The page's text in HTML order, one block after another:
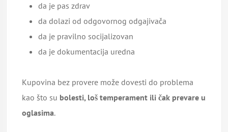
da je pas zdrav
da dolazi od odgovornog odgajivača
da je pravilno socijalizovan
da je dokumentacija uredna
Kupovina bez provere može dovesti do problema
kao što su bolesti, loš temperament ili čak prevare u
oglasima.